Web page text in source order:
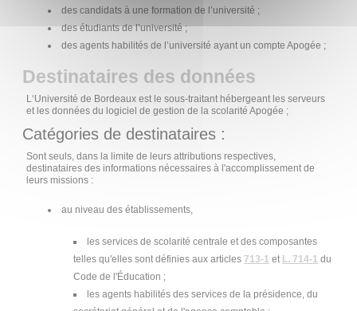
des candidats à une formation de l’université ;
des étudiants de l’université ;
des agents habilités de l’université ayant un compte Apogée ;
Destinataires des données
L‘Université de Bordeaux est le sous-traitant hébergeant les serveurs
et les données du logiciel de gestion de la scolarité Apogée ;
Catégories de destinataires :
Sont seuls, dans la limite de leurs attributions respectives,
destinataires des informations nécessaires à l'accomplissement de
leurs missions :
au niveau des établissements,
les services de scolarité centrale et des composantes
telles qu'elles sont définies aux articles713-1 et L. 714-1 du
Code de l'Éducation ;
les agents habilités des services de la présidence, du